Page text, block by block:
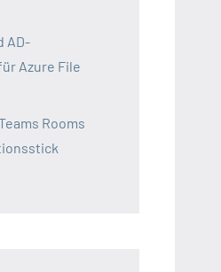
AD-
Azure File
Rooms